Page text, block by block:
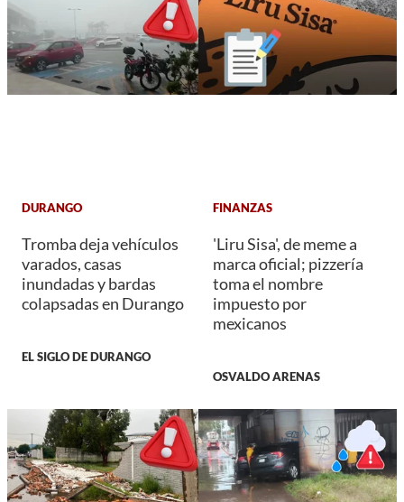
DURANGO
Tromba deja vehículos
varados, casas
inundadas y bardas
colapsadas en Durango
EL SIGLO DE DURANGO
FINANZAS
'Liru Sisa', de meme a
marca oficial; pizzería
toma el nombre
impuesto por
mexicanos
OSVALDO ARENAS